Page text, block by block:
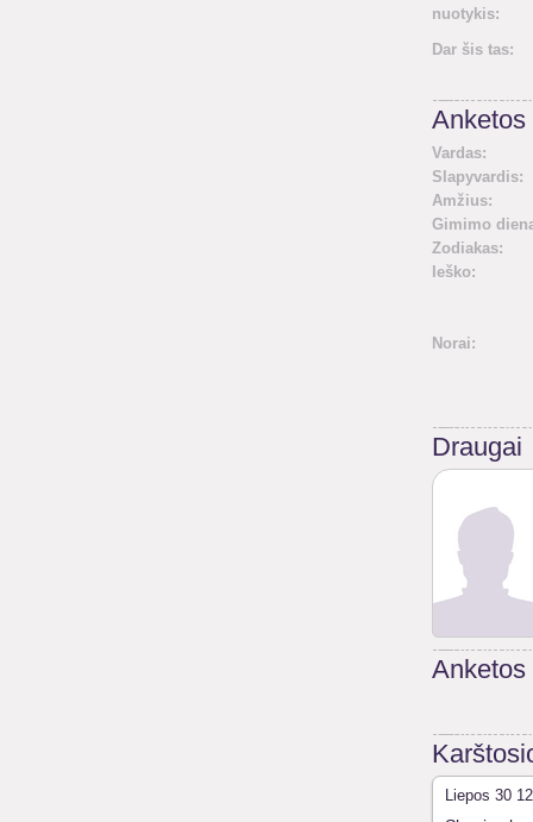
nuotykis:
Dar šis tas:
Anketos
Vardas:
Slapyvardis:
Amžius:
Gimimo
Zodiakas:
Ieško:
Norai:
Draugai
Anketos
Liepos 30